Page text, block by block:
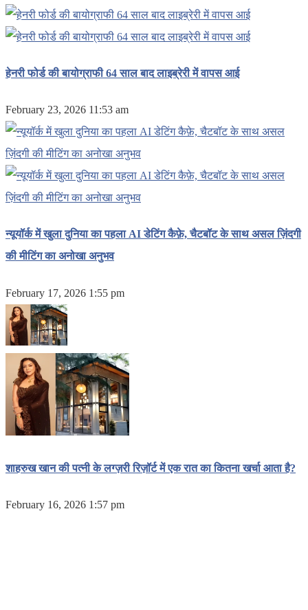
हेनरी फोर्ड की बायोग्राफी 64 साल बाद लाइब्रेरी में वापस आई
February 23, 2026 11:53 am
न्यूयॉर्क में खुला दुनिया का पहला AI डेटिंग कैफ़े, चैटबॉट के साथ असल ज़िंदगी
की मीटिंग का अनोखा अनुभव
February 17, 2026 1:55 pm
शाहरुख खान की पत्नी के लग्ज़री रिज़ॉर्ट में एक रात का कितना खर्चा आता है?
February 16, 2026 1:57 pm